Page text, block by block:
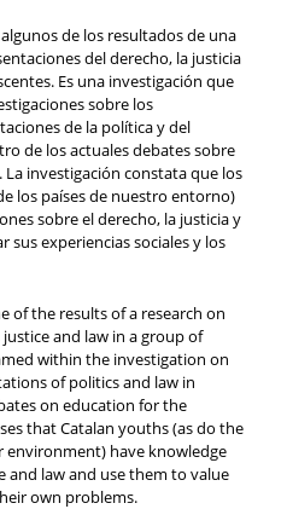
de los resultados de una
del derecho, la justicia
Es una investigación que
sobre los
de la política y del
de los actuales debates sobre
investigación constata que los
los países de nuestro entorno)
sobre el derecho, la justicia y
sus experiencias sociales y los
of the results of a research on
and law in a group of
within the investigation on
of politics and law in
on education for the
that Catalan youths (as do the
have knowledge
and law and use them to value
own problems.